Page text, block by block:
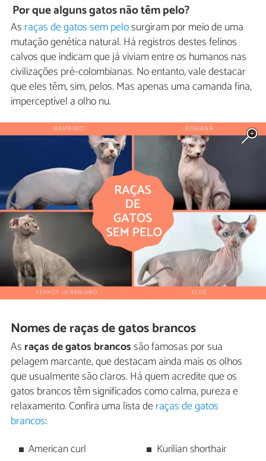
Por que alguns gatos não têm pelo?
As raças de gatos sem pelosurgiram por meio de uma
mutação genética natural. Há registros destes felinos
calvos que indicam que já viviam entre os humanos nas
civilizações pré-colombianas. No entanto, vale destacar
que eles têm, sim, pelos. Mas apenas uma camanda fina,
imperceptível a olho nu.
Nomes de raças de gatos brancos
As raças de gatos brancossão famosas por sua
pelagem marcante, que destacam ainda mais os olhos
que usualmente são claros. Há quem acredite que os
gatos brancos têm significados como calma, pureza e
relaxamento. Confira uma lista deraças de gatos
brancos:
American curl
Kurilian shorthair